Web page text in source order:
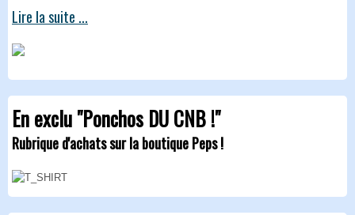
Lire la suite ...
En exclu "Ponchos DU CNB !"
Rubrique d'achats sur la boutique Peps !